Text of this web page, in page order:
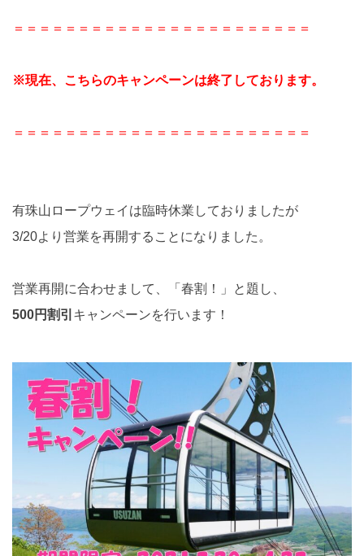
＝＝＝＝＝＝＝＝＝＝＝＝＝＝＝＝＝＝＝＝＝＝＝
※現在、こちらのキャンペーンは終了しております。
＝＝＝＝＝＝＝＝＝＝＝＝＝＝＝＝＝＝＝＝＝＝＝
有珠山ロープウェイは臨時休業しておりましたが
3/20より営業を再開することになりました。
営業再開に合わせまして、「春割！」と題し、
500円割引 キャンペーンを行います！